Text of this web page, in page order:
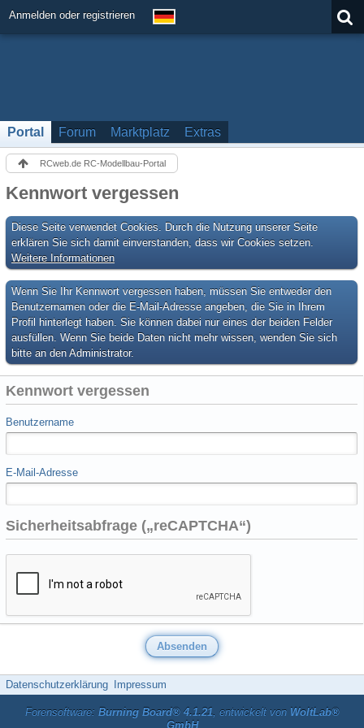
Anmelden oder registrieren
Portal Forum Marktplatz Extras
RCweb.de RC-Modellbau-Portal
Kennwort vergessen
Diese Seite verwendet Cookies. Durch die Nutzung unserer Seite
erklären Sie sich damit einverstanden, dass wir Cookies setzen.
Weitere Informationen
Wenn Sie Ihr Kennwort vergessen haben, müssen Sie entweder den
Benutzernamen oder die E-Mail-Adresse angeben, die Sie in Ihrem
Profil hinterlegt haben. Sie können dabei nur eines der beiden Felder
ausfüllen. Wenn Sie beide Daten nicht mehr wissen, wenden Sie sich
bitte an den Administrator.
Kennwort vergessen
Benutzername
E-Mail-Adresse
Sicherheitsabfrage („reCAPTCHA“)
Datenschutzerklärung Impressum
Forensoftware: Burning Board® 4.1.21, entwickelt von WoltLab®
GmbH